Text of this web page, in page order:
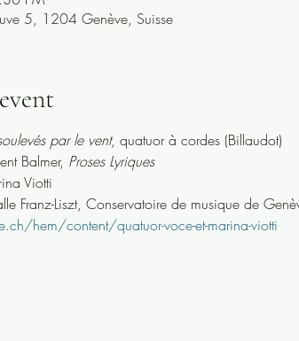
5, 1204 Genève, Suisse
par le vent, quatuor à cordes (Billaudot)
Balmer, Proses Lyriques
Viotti
Franz-Liszt, Conservatoire de musique de
hem/content/quatuor-voce-et-marina-viotti